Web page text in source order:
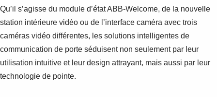
Qu’il s’agisse du module d’état ABB-Welcome, de la nouvelle
station intérieure vidéo ou de l’interface caméra avec trois
caméras vidéo différentes, les solutions intelligentes de
communication de porte séduisent non seulement par leur
utilisation intuitive et leur design attrayant, mais aussi par leur
technologie de pointe.